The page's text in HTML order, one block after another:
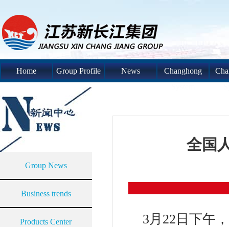
Home Group Profile News
Changhong
Group News
Business trends
Products Center
全国
3月22日下午